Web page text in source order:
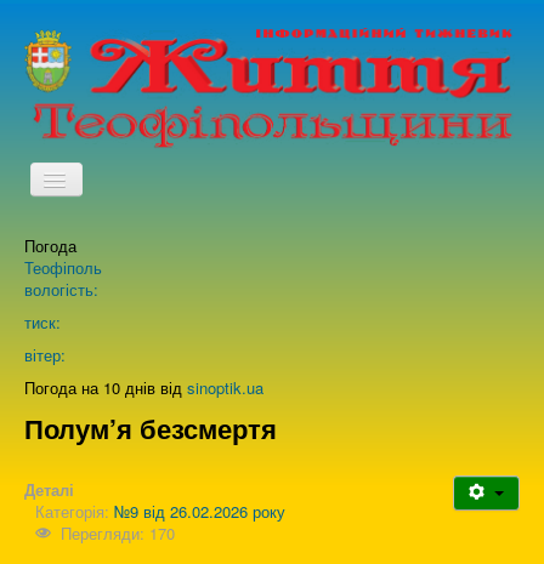
TPL_PROTOSTAR_TOGGLE_MENU
Про нас
Зворотній зв'язок
Погода
Теофіполь
вологість:
тиск:
вітер:
Погода на 10 днів від sinoptik.ua
Полум’я безсмертя
Деталі
Категорія: №9 від 26.02.2026 року
Перегляди: 170